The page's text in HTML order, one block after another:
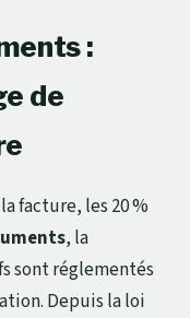
:
de
facture, les 20 %
, la
sont réglementés
Depuis la loi